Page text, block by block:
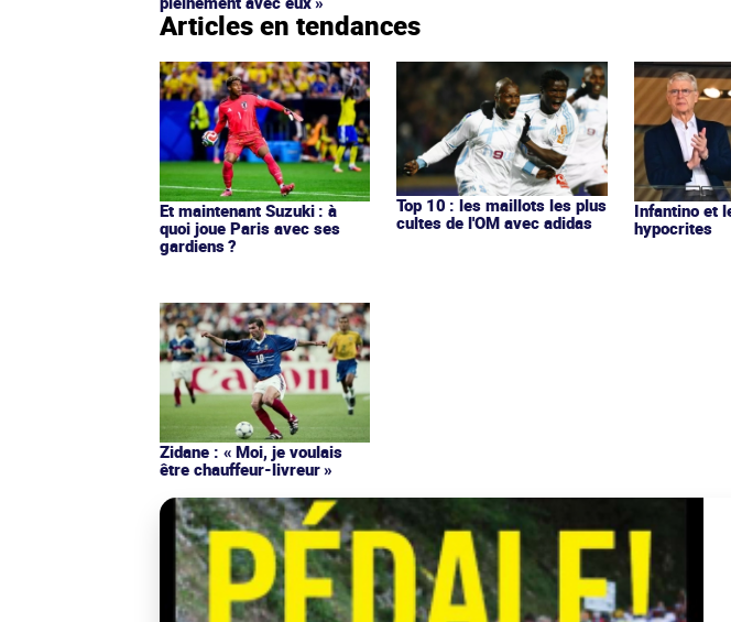
Articles en tendances
Et maintenant Suzuki : à
quoi joue Paris avec ses
gardiens ?
Top 10 : les maillots les plus
cultes de l'OM avec adidas
Infantino et
hypocrites
Zidane : « Moi, je voulais
être chauffeur-livreur »